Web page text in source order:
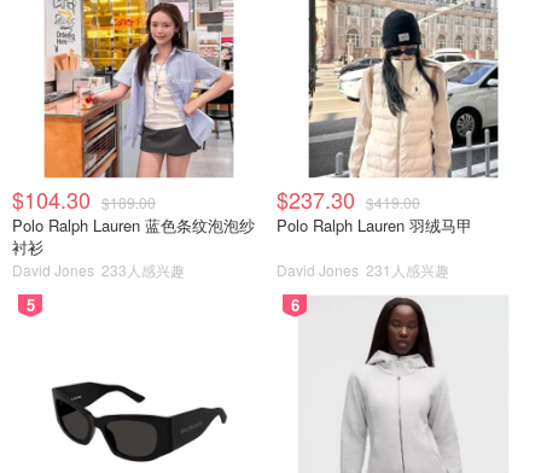
$104.30 $189.00
Polo Ralph Lauren 蓝色条纹泡泡纱
衬衫
David Jones 233人感兴趣
$237.30 $419.00
Polo Ralph Lauren 羽绒马甲
David Jones 231人感兴趣
5 6